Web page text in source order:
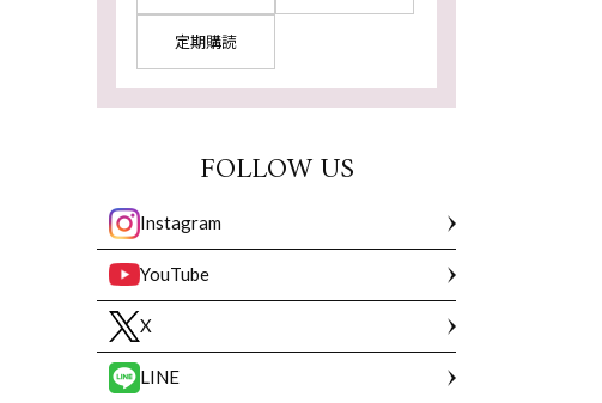
定期購読
FOLLOW US
Instagram
YouTube
X
LINE